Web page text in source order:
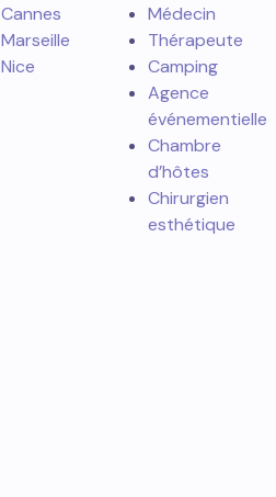
Cannes
Marseille
Nice
Médecin
Thérapeute
Camping
Agence
événementielle
Chambre
d’hôtes
Chirurgien
esthétique